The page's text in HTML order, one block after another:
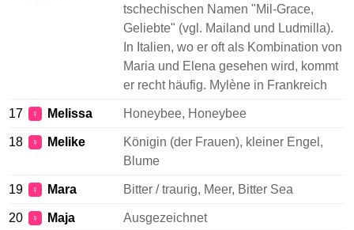
tschechischen Namen "Mil-Grace,
Geliebte" (vgl. Mailand und Ludmilla).
In Italien, wo er oft als Kombination von
Maria und Elena gesehen wird, kommt
er recht häufig. Mylène in Frankreich
17 ♀ Melissa Honeybee, Honeybee
18 ♀ Melike
Königin (der Frauen), kleiner Engel,
Blume
19 ♀ Mara Bitter / traurig, Meer, Bitter Sea
20 ♀ Maja Ausgezeichnet